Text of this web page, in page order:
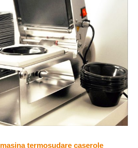
mașina termosudare caserole